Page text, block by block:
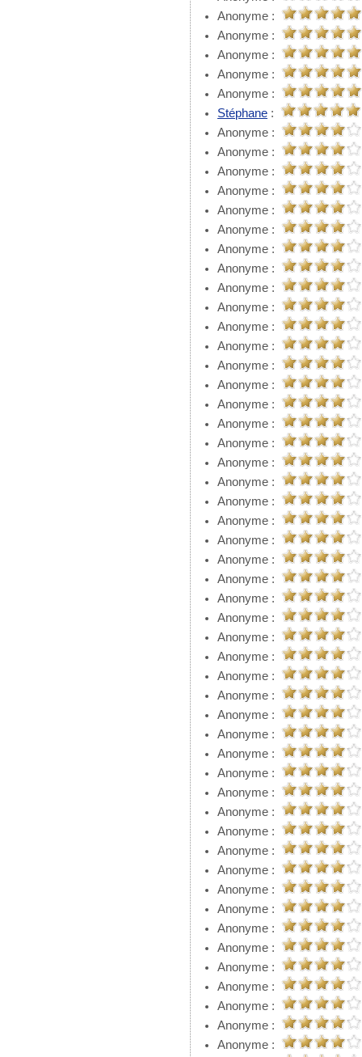
Anonyme :
Anonyme :
Anonyme :
Anonyme :
Anonyme :
Stéphane :
Anonyme :
Anonyme :
Anonyme :
Anonyme :
Anonyme :
Anonyme :
Anonyme :
Anonyme :
Anonyme :
Anonyme :
Anonyme :
Anonyme :
Anonyme :
Anonyme :
Anonyme :
Anonyme :
Anonyme :
Anonyme :
Anonyme :
Anonyme :
Anonyme :
Anonyme :
Anonyme :
Anonyme :
Anonyme :
Anonyme :
Anonyme :
Anonyme :
Anonyme :
Anonyme :
Anonyme :
Anonyme :
Anonyme :
Anonyme :
Anonyme :
Anonyme :
Anonyme :
Anonyme :
Anonyme :
Anonyme :
Anonyme :
Anonyme :
Anonyme :
Anonyme :
Anonyme :
Anonyme :
Anonyme :
Anonyme :